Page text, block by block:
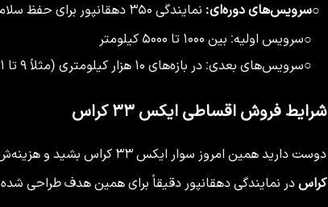
○سرویس‌های دوره‌ای: نمایندگی ۳۵۰ دهقانپور برای حفظ سلامت ماشینتون، برنامه منظمی داره:
○سرویس اولیه: بین ۱۰۰۰ تا ۵۰۰۰ کیلومتر
○سرویس‌های بعدی: در بازه‌های ۱۰ هزار کیلومتری (مثلاً ۹ تا ۱۱ هزار، ۱۹ تا ۲۱ هزار و...)
شرایط فروش اقساطی ایکس ۳۳ کراس
دوست دارید همین امروز سوار ایکس ۳۳ کراس بشید و هزینه‌ش رو به مرور بپردازید؟
کراسدر نمایندگی دهقانپور دقیقاً برای همین هدف طراحی